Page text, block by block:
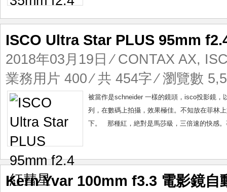
ISCO Ultra Star PLUS 95mm
2018年03月19日 ⁄ CONTAX AX,
業務用片 400⁄ 共 454字 ⁄ 瀏覽數
被當作是schneider 一樣的鏡頭，isco投影鏡
列，在數碼上拍攝，效果極佳。不知放在菲林
下。 那種紅，絶對是馬莎級，三倍速的快感
Kern Yvar 100mm f3.3 電影鏡自